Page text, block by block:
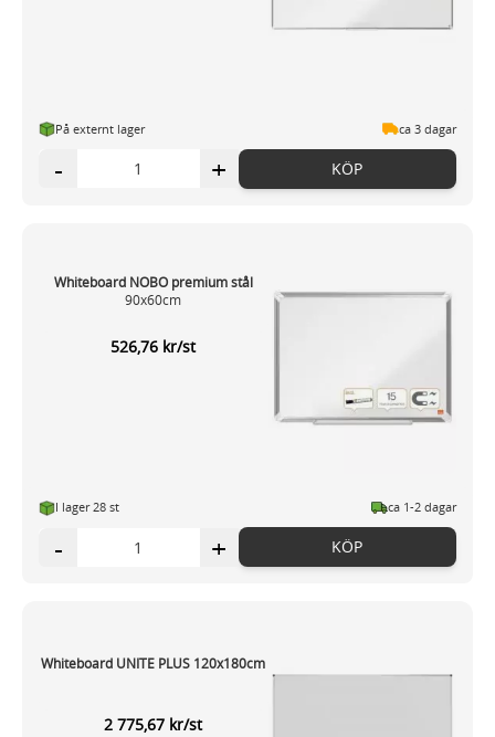
På externt lager ca 3 dagar
- + KÖP
Whiteboard NOBO premium stål
90x60cm
526,76 kr/st
I lager 28 st ca 1-2 dagar
- + KÖP
Whiteboard UNITE PLUS 120x180cm
2 775,67 kr/st